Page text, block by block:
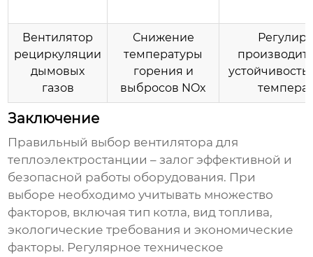
Вентилятор
рециркуляции
дымовых
газов
Снижение
температуры
горения и
выбросов NOx
Заключение
Правильный выбор вентилятора для
теплоэлектростанции – залог эффективной и
безопасной работы оборудования. При
выборе необходимо учитывать множество
факторов, включая тип котла, вид топлива,
экологические требования и экономические
факторы. Регулярное техническое